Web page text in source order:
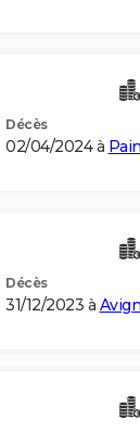
Décès
02/04/2024 à
Décès
31/12/2023 à